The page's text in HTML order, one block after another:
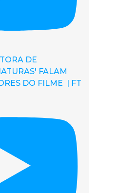
DE
FALAM
DO FILME | FT